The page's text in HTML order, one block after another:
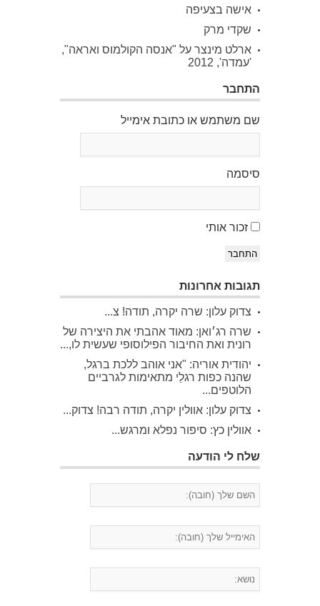
אישה בצעיפה
שקדי מרק
ארלט מינצר על "אנסה הקולמוס ואראה",
'עמדה', 2012
התחבר
שם משתמש או כתובת אימייל
סיסמה
זכור אותי
התחבר
תגובות אחרונות
צדוק עלון: שרה יקרה, תודה! צ...
שרה רג׳ואן: מאוד אהבתי את היצירה של
רונית ואת החיבור הפילוסופי שעשית לו,...
יהודית אוריה: "אני אוהב ללכת ברגל,
שהנה כפות רגלַי מתאימות לגרביים
הלוטפים...
צדוק עלון: אוולין יקרה, תודה רבה! צדוק...
אוולין כץ: סיפור נפלא ומרגש...
שלח לי הודעה